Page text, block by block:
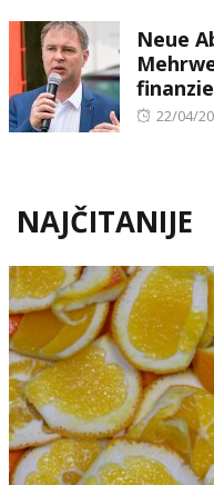
Neue
Posted
22/04/
NAJČITANIJE